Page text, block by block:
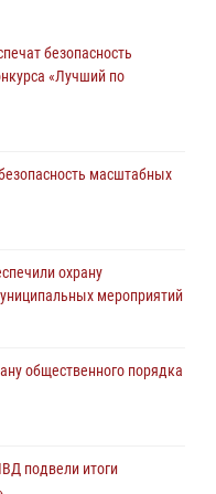
центр лицензионно-
партию вооружения в
призерами
шестиборью
правопорядка:
полиции
гражданина за
безопасность
«Лучший по
масштабных
охрану
мероприятий
общественного порядка
подвели итоги